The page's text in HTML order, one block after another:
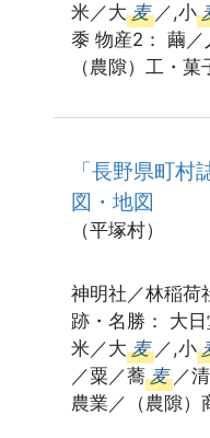
米／大 麦 ／,小
黍 物産2： 繭／
（農隙）工・菓
「長野県町
図・地図
（平塚村）
神明社／林稲荷
跡・名勝： 大
米／大 麦 ／,小
／粟／蕎 麦 ／
農業／（農隙）